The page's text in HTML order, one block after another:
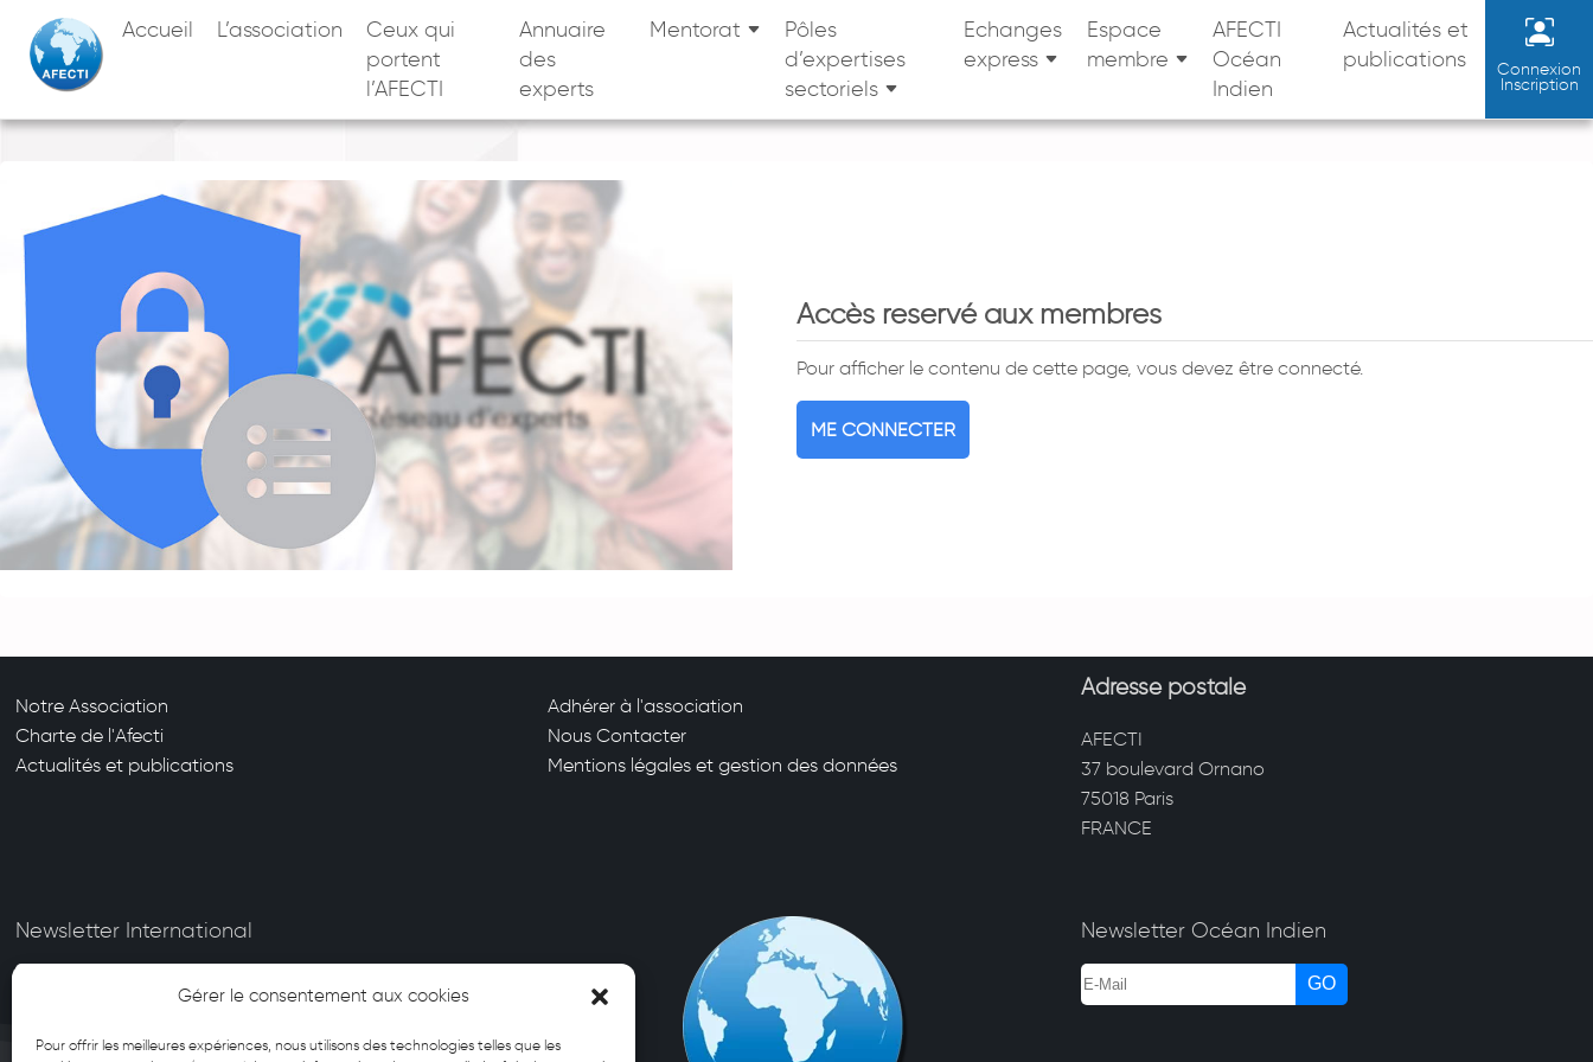
Gérer le consentement aux cookies
Pour offrir les meilleures expériences, nous utilisons des technologies telles que les
Accueil L’association
Ceux qui
portent
l’AFECTI
Annuaire
des
experts
Mentorat
Pôles
d’expertises
sectoriels
Echanges
express
Espace
membre
AFECTI
Océan
Indien
Actualités et
publications
Connexion
Inscription
Accès reservé aux membres
Pour afficher le contenu de cette page, vous devez être connecté.
ME CONNECTER
Notre Association
Charte de l'Afecti
Actualités et publications
Adhérer à l'association
Nous Contacter
Mentions légales et gestion des données
Adresse postale
AFECTI
37 boulevard Ornano
75018 Paris
FRANCE
Newsletter International Newsletter Océan Indien